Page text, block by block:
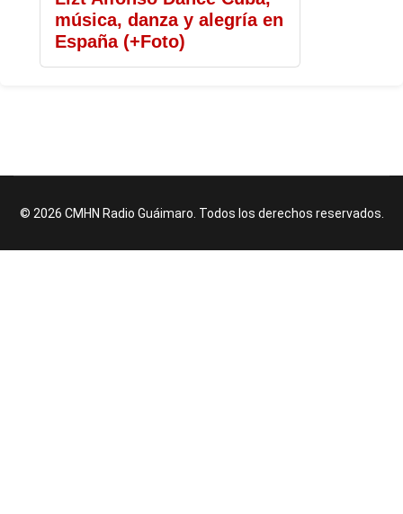
música, danza y alegría en
España (+Foto)
© 2026 CMHN Radio Guáimaro. Todos los derechos reservados.